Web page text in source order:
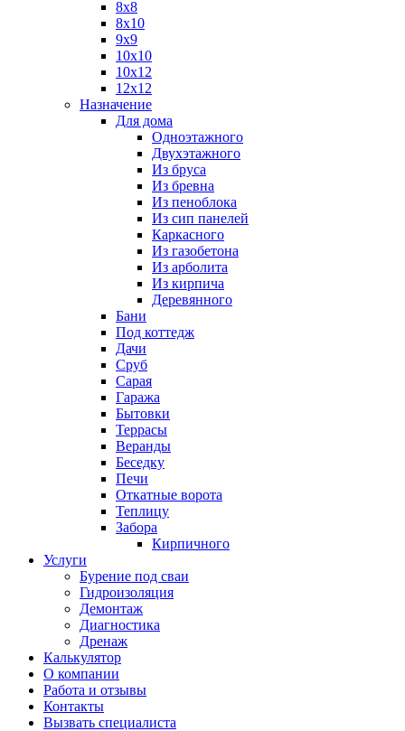
8х8
8х10
9х9
10х10
10х12
12х12
Назначение
Для дома
Одноэтажного
Двухэтажного
Из бруса
Из бревна
Из пеноблока
Из сип панелей
Каркасного
Из газобетона
Из арболита
Из кирпича
Деревянного
Бани
Под коттедж
Дачи
Сруб
Сарая
Гаража
Бытовки
Террасы
Веранды
Беседку
Печи
Откатные ворота
Теплицу
Забора
Кирпичного
Услуги
Бурение под сваи
Гидроизоляция
Демонтаж
Диагностика
Дренаж
Калькулятор
О компании
Работа и отзывы
Контакты
Вызвать специалиста